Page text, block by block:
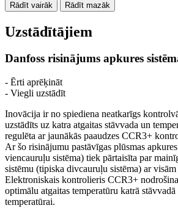
Rādīt vairāk Rādīt mazāk
Uzstādītājiem
Danfoss risinājums apkures
- Ērti aprēķināt
- Viegli uzstādīt
Inovācija ir no spiediena neatkarīgs
uzstādīts uz katra atgaitas stāvvada un
regulēta ar jaunākās paaudzes CCR3+
Ar šo risinājumu pastāvīgas plūsmas
viencauruļu sistēma) tiek pārtaisīta par
sistēmu (tipiska divcauruļu sistēma) ar
Elektroniskais kontrolieris CCR3+
optimālu atgaitas temperatūru katrā stāvvadā
temperatūrai.